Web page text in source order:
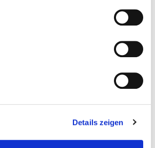
Details zeigen